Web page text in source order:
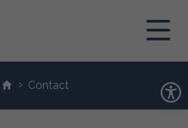
› Contact